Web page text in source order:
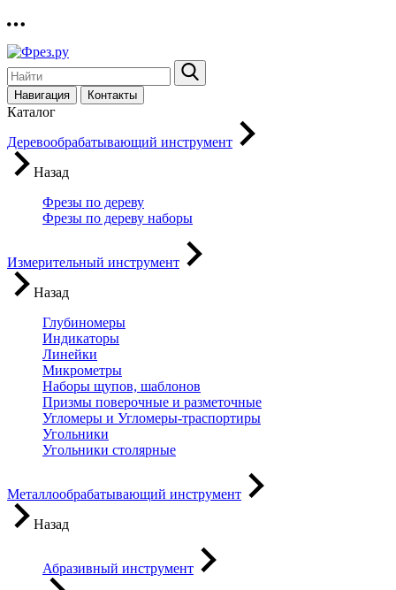
Навигация Контакты
Каталог
Деревообрабатывающий инструмент
Назад
Фрезы по дереву
Фрезы по дереву наборы
Измерительный инструмент
Назад
Глубиномеры
Индикаторы
Линейки
Микрометры
Наборы щупов, шаблонов
Призмы поверочные и разметочные
Угломеры и Угломеры-траспортиры
Угольники
Угольники столярные
Металлообрабатывающий инструмент
Назад
Абразивный инструмент